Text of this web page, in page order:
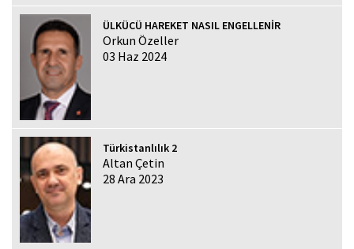
ÜLKÜCÜ HAREKET NASIL ENGELLENİR
Orkun Özeller
03 Haz 2024
Türkistanlılık 2
Altan Çetin
28 Ara 2023